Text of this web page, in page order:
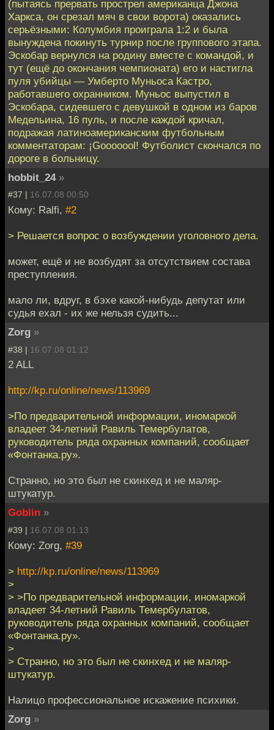
(пытаясь прервать прострел американца Джона
Харкса, он срезал мяч в свои ворота) оказались
серьёзными: Колумбия проиграла 1:2 и была
вынуждена покинуть турнир после группового этапа.
Эскобар вернулся на родину вместе с командой, и
тут (ещё до окончания чемпионата) его и настигла
пуля убийцы — Умберто Муньоса Кастро,
работавшего охранником. Муньос выпустил в
Эскобара, сидевшего с девушкой в одном из баров
Медельина, 16 пуль, и после каждой кричал,
подражая латиноамериканским футбольным
комментаторам: ¡Gooooool! Футболист скончался по
дороге в больницу.
hobbit_24 »
#37 | 16.07.08 00:50
Кому: Ralfi, #2
> Решается вопрос о возбуждении уголовного дела.
может, ещё и не возбудят за отсутствием состава
преступления.
мало ли, вдруг, в бэхе какой-нибудь депутат или
судья ехал - их же нельзя судить...
Zorg »
#38 | 16.07.08 01:12
2 ALL
http://kp.ru/online/news/113969
>По предварительной информации, иномаркой
владеет 34-летний Равиль Темербулатов,
руководитель ряда охранных компаний, сообщает
«Фонтанка.ру».
Странно, но это был не скинхед и не маляр-
штукатур.
Goblin »
#39 | 16.07.08 01:13
Кому: Zorg, #39
> http://kp.ru/online/news/113969
>
> >По предварительной информации, иномаркой
владеет 34-летний Равиль Темербулатов,
руководитель ряда охранных компаний, сообщает
«Фонтанка.ру».
>
> Странно, но это был не скинхед и не маляр-
штукатур.
Налицо профессиональное искажение психики.
Zorg »